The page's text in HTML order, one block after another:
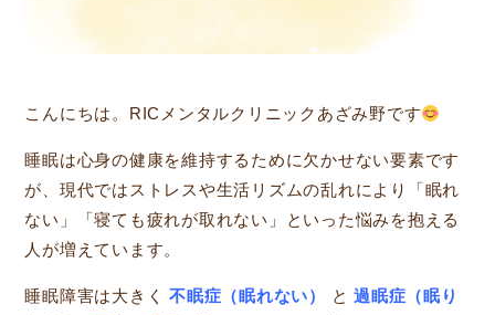
こんにちは。RICメンタルクリニックあざみ野です
睡眠は心身の健康を維持するために欠かせない要素です
が、現代ではストレスや生活リズムの乱れにより「眠れ
ない」「寝ても疲れが取れない」といった悩みを抱える
人が増えています。
睡眠障害は大きく不眠症（眠れない） と過眠症（眠り